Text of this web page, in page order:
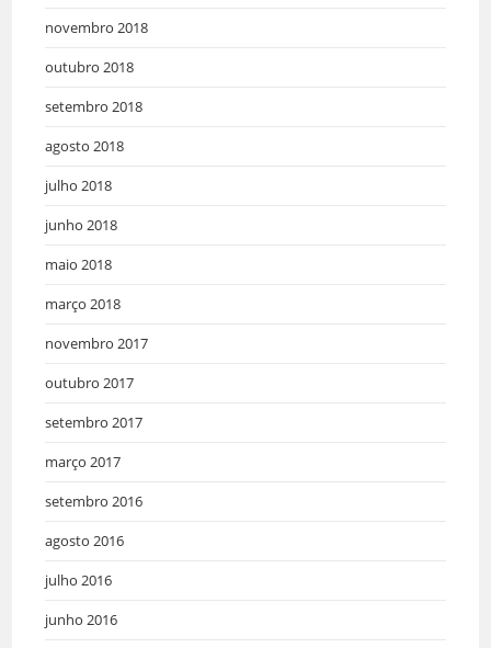
novembro 2018
outubro 2018
setembro 2018
agosto 2018
julho 2018
junho 2018
maio 2018
março 2018
novembro 2017
outubro 2017
setembro 2017
março 2017
setembro 2016
agosto 2016
julho 2016
junho 2016